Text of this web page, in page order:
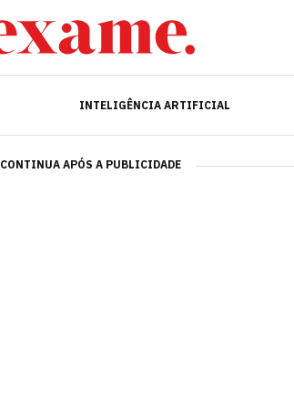
INTELIGÊNCIA ARTIFICIAL
INTELIGÊNCIA ARTIFICIAL
CONTINUA APÓS A PUBLICIDADE